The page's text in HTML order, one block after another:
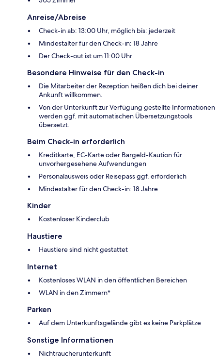
Anreise/Abreise
Check-in ab: 13:00 Uhr, möglich bis: jederzeit
Mindestalter für den Check-in: 18 Jahre
Der Check-out ist um 11:00 Uhr
Besondere Hinweise für den Check-in
Die Mitarbeiter der Rezeption heißen dich bei deiner
Ankunft willkommen.
Von der Unterkunft zur Verfügung gestellte Informationen
werden ggf. mit automatischen Übersetzungstools
übersetzt.
Beim Check-in erforderlich
Kreditkarte, EC-Karte oder Bargeld-Kaution für
unvorhergesehene Aufwendungen
Personalausweis oder Reisepass ggf. erforderlich
Mindestalter für den Check-in: 18 Jahre
Kinder
Kostenloser Kinderclub
Haustiere
Haustiere sind nicht gestattet
Internet
Kostenloses WLAN in den öffentlichen Bereichen
WLAN in den Zimmern*
Parken
Auf dem Unterkunftsgelände gibt es keine Parkplätze
Sonstige Informationen
Nichtraucherunterkunft